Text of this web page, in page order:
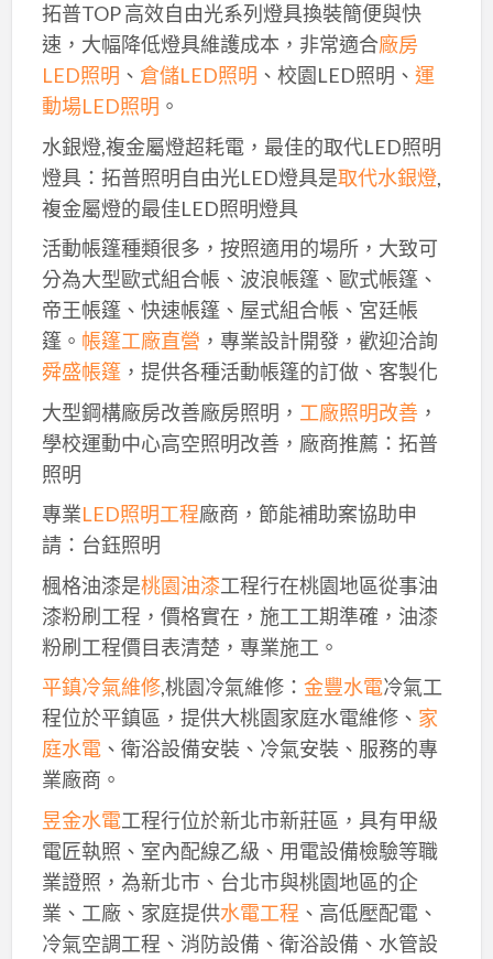
拓普TOP 高效自由光系列燈具換裝簡便與快
速，大幅降低燈具維護成本，非常適合廠房
LED照明 、 倉儲LED照明 、校園LED照明、 運
動場LED照明 。
水銀燈,複金屬燈超耗電，最佳的取代LED照明
燈具：拓普照明自由光LED燈具是取代水銀燈,
複金屬燈的最佳LED照明燈具
活動帳篷種類很多，按照適用的場所，大致可
分為大型歐式組合帳、波浪帳篷、歐式帳篷、
帝王帳篷、快速帳篷、屋式組合帳、宮廷帳
篷。 帳篷工廠直營 ，專業設計開發，歡迎洽詢
舜盛帳篷，提供各種活動帳篷的訂做、客製化
大型鋼構廠房改善廠房照明， 工廠照明改善，
學校運動中心高空照明改善，廠商推薦：拓普
照明
專業LED照明工程廠商，節能補助案協助申
請：台鈺照明
楓格油漆是桃園油漆工程行在桃園地區從事油
漆粉刷工程，價格實在，施工工期準確，油漆
粉刷工程價目表清楚，專業施工。
平鎮冷氣維修,桃園冷氣維修： 金豐水電冷氣工
程位於平鎮區，提供大桃園家庭水電維修、 家
庭水電、衛浴設備安裝、冷氣安裝、服務的專
業廠商。
昱金水電工程行位於新北市新莊區，具有甲級
電匠執照、室內配線乙級、用電設備檢驗等職
業證照，為新北市、台北市與桃園地區的企
業、工廠、家庭提供水電工程 、高低壓配電、
冷氣空調工程、消防設備、衛浴設備、水管設